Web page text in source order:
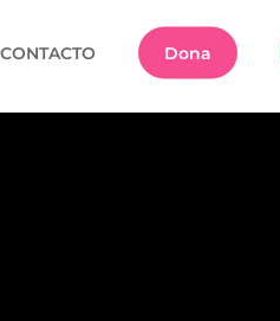
CONTACTO Dona